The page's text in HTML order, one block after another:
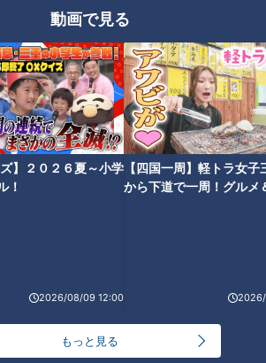
動画で見る
ズ】２０２６夏～小学
！
2026/08/09 12:00
【四国一周】軽トラ女子
から下道で一周！グルメ
もっと見る
能、どこよりも詳しい天気情報などなど、東
添う新しい報道・情報番組。毎週月～金曜 午
曜は午後4:50～5:50放送）。
ホームページ
番組サイト
新話の見逃し配信はこちら